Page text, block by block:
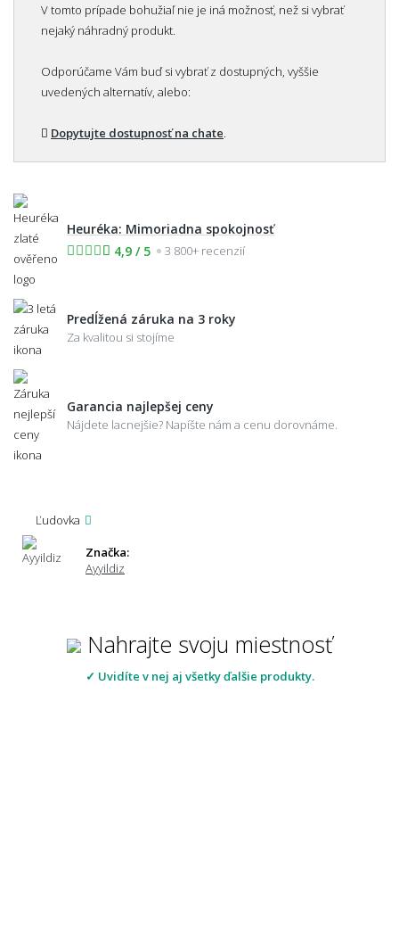
V tomto prípade bohužiaľ nie je iná možnosť, než si vybrať
nejaký náhradný produkt.
Odporúčame Vám buď si vybrať z dostupných, vyššie
uvedených alternatív, alebo:
Dopytujte dostupnosť na chate
Heuréka: Mimoriadna spokojnosť
4,9 / 5
3 800+ recenzií
Predĺžená záruka na 3 roky
Za kvalitou si stojíme
Garancia najlepšej ceny
Nájdete lacnejšie? Napíšte nám a cenu dorovnáme.
Ľudovka
Značka:
Ayyildiz
Nahrajte svoju miestnosť
✓ Uvidíte v nej aj všetky ďalšie produkty.